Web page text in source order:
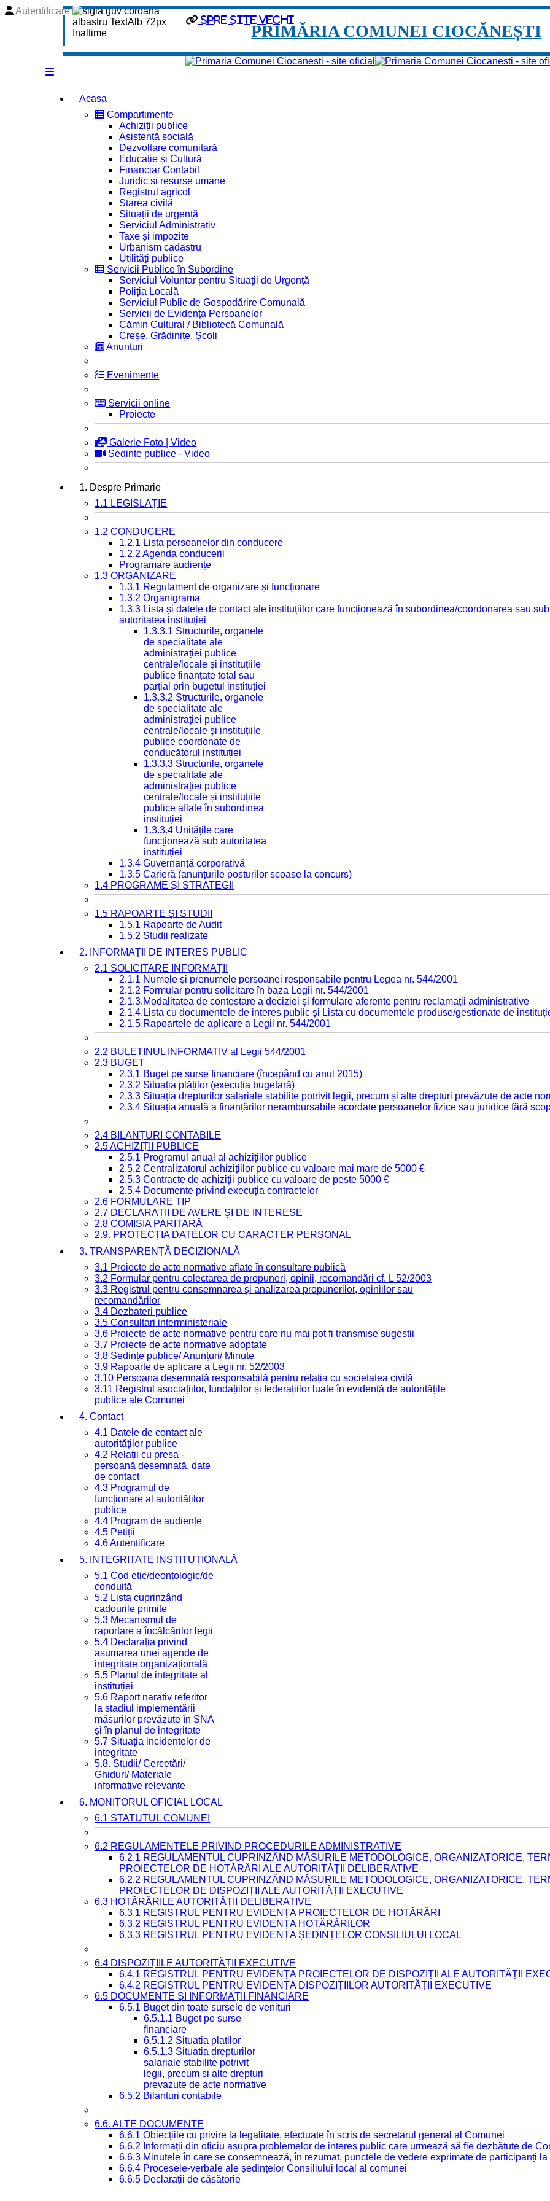
Spre site vechi
Autentificare
PRIMĂRIA COMUNEI CIOCĂNEȘTI
Acasa
Compartimente
Achiziții publice
Asistență socială
Dezvoltare comunitară
Educație și Cultură
Financiar Contabil
Juridic si resurse umane
Registrul agricol
Starea civilă
Situații de urgență
Serviciul Administrativ
Taxe și impozite
Urbanism cadastru
Utilități publice
Servicii Publice în Subordine
Serviciul Voluntar pentru Situații de Urgență
Poliția Locală
Serviciul Public de Gospodărire Comunală
Servicii de Evidența Persoanelor
Cămin Cultural / Bibliotecă Comunală
Creșe, Grădinițe, Școli
Anunțuri
Evenimente
Servicii online
Proiecte
Galerie Foto | Video
Sedinte publice - Video
1. Despre Primarie
1.1 LEGISLAȚIE
1.2 CONDUCERE
1.2.1 Lista persoanelor din conducere
1.2.2 Agenda conducerii
Programare audiențe
1.3 ORGANIZARE
1.3.1 Regulament de organizare și funcționare
1.3.2 Organigrama
1.3.3 Lista și datele de contact ale instituțiilor care funcționează în subordinea/coordonarea sau sub
autoritatea instituției
1.3.3.1 Structurile, organele
de specialitate ale
administrației publice
centrale/locale și instituțiile
publice finanțate total sau
parțial prin bugetul instituției
1.3.3.2 Structurile, organele
de specialitate ale
administrației publice
centrale/locale și instituțiile
publice coordonate de
conducătorul instituției
1.3.3.3 Structurile, organele
de specialitate ale
administrației publice
centrale/locale și instituțiile
publice aflate în subordinea
instituției
1.3.3.4 Unitățile care
funcționează sub autoritatea
instituției
1.3.4 Guvernanță corporativă
1.3.5 Carieră (anunțurile posturilor scoase la concurs)
1.4 PROGRAME ȘI STRATEGII
1.5 RAPOARTE ȘI STUDII
1.5.1 Rapoarte de Audit
1.5.2 Studii realizate
2. INFORMAȚII DE INTERES PUBLIC
2.1 SOLICITARE INFORMAȚII
2.1.1 Numele și prenumele persoanei responsabile pentru Legea nr. 544/2001
2.1.2 Formular pentru solicitare în baza Legii nr. 544/2001
2.1.3.Modalitatea de contestare a deciziei și formulare aferente pentru reclamații administrative
2.1.4.Lista cu documentele de interes public și Lista cu documentele produse/gestionate de
2.1.5.Rapoartele de aplicare a Legii nr. 544/2001
2.2 BULETINUL INFORMATIV al Legii 544/2001
2.3 BUGET
2.3.1 Buget pe surse financiare (începând cu anul 2015)
2.3.2 Situația plăților (execuția bugetară)
2.3.3 Situația drepturilor salariale stabilite potrivit legii, precum și alte drepturi prevăzute de acte
2.3.4 Situația anuală a finanțărilor nerambursabile acordate persoanelor fizice sau juridice fără
2.4 BILANȚURI CONTABILE
2.5 ACHIZIȚII PUBLICE
2.5.1 Programul anual al achizițiilor publice
2.5.2 Centralizatorul achizițiilor publice cu valoare mai mare de 5000 €
2.5.3 Contracte de achiziții publice cu valoare de peste 5000 €
2.5.4 Documente privind execuția contractelor
2.6 FORMULARE TIP
2.7 DECLARAȚII DE AVERE ȘI DE INTERESE
2.8 COMISIA PARITARĂ
2.9. PROTECȚIA DATELOR CU CARACTER PERSONAL
3. TRANSPARENȚĂ DECIZIONALĂ
3.1 Proiecte de acte normative aflate în consultare publică
3.2 Formular pentru colectarea de propuneri, opinii, recomandări cf. L 52/2003
3.3 Registrul pentru consemnarea și analizarea propunerilor, opiniilor sau
recomandărilor
3.4 Dezbateri publice
3.5 Consultari interministeriale
3.6 Proiecte de acte normative pentru care nu mai pot fi transmise sugestii
3.7 Proiecte de acte normative adoptate
3.8 Ședințe publice/ Anunțuri/ Minute
3.9 Rapoarte de aplicare a Legii nr. 52/2003
3.10 Persoana desemnată responsabilă pentru relația cu societatea civilă
3.11 Registrul asociațiilor, fundațiilor și federațiilor luate în evidență de autoritățile
publice ale Comunei
4. Contact
4.1 Datele de contact ale
autorităților publice
4.2 Relații cu presa -
persoană desemnată, date
de contact
4.3 Programul de
funcționare al autorităților
publice
4.4 Program de audiențe
4.5 Petiții
4.6 Autentificare
5. INTEGRITATE INSTITUȚIONALĂ
5.1 Cod etic/deontologic/de
conduită
5.2 Lista cuprinzând
cadourile primite
5.3 Mecanismul de
raportare a încălcărilor legii
5.4 Declarația privind
asumarea unei agende de
integritate organizațională
5.5 Planul de integritate al
instituției
5.6 Raport narativ referitor
la stadiul implementării
măsurilor prevăzute în SNA
și în planul de integritate
5.7 Situația incidentelor de
integritate
5.8. Studii/ Cercetări/
Ghiduri/ Materiale
informative relevante
6. MONITORUL OFICIAL LOCAL
6.1 STATUTUL COMUNEI
6.2 REGULAMENTELE PRIVIND PROCEDURILE ADMINISTRATIVE
6.2.1 REGULAMENTUL CUPRINZÂND MĂSURILE METODOLOGICE, ORGANIZATORICE,
PROIECTELOR DE HOTĂRÂRI ALE AUTORITĂȚII DELIBERATIVE
6.2.2 REGULAMENTUL CUPRINZÂND MĂSURILE METODOLOGICE, ORGANIZATORICE,
PROIECTELOR DE DISPOZIȚII ALE AUTORITĂȚII EXECUTIVE
6.3 HOTĂRÂRILE AUTORITĂȚII DELIBERATIVE
6.3.1 REGISTRUL PENTRU EVIDENȚA PROIECTELOR DE HOTĂRÂRI
6.3.2 REGISTRUL PENTRU EVIDENȚA HOTĂRÂRILOR
6.3.3 REGISTRUL PENTRU EVIDENȚA ȘEDINȚELOR CONSILIULUI LOCAL
6.4 DISPOZIȚIILE AUTORITĂȚII EXECUTIVE
6.4.1 REGISTRUL PENTRU EVIDENȚA PROIECTELOR DE DISPOZIȚII ALE AUTORITĂȚII
6.4.2 REGISTRUL PENTRU EVIDENȚA DISPOZIȚIILOR AUTORITĂȚII EXECUTIVE
6.5 DOCUMENTE ȘI INFORMAȚII FINANCIARE
6.5.1 Buget din toate sursele de venituri
6.5.1.1 Buget pe surse
financiare
6.5.1.2 Situatia platilor
6.5.1.3 Situatia drepturilor
salariale stabilite potrivit
legii, precum si alte drepturi
prevazute de acte normative
6.5.2 Bilanturi contabile
6.6. ALTE DOCUMENTE
6.6.1 Obiecțiile cu privire la legalitate, efectuate în scris de secretarul general al Comunei
6.6.2 Informații din oficiu asupra problemelor de interes public care urmează să fie dezbătute de
6.6.3 Minutele în care se consemnează, în rezumat, punctele de vedere exprimate de participanți
6.6.4 Procesele-verbale ale ședințelor Consiliului local al comunei
6.6.5 Declarații de căsătorie